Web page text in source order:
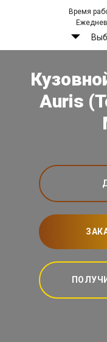
Время
Auris